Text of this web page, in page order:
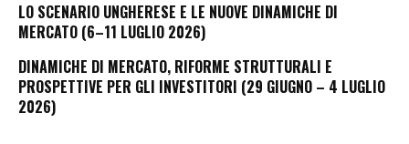
LO SCENARIO UNGHERESE E LE NUOVE DINAMICHE DI
MERCATO (6–11 LUGLIO 2026)
DINAMICHE DI MERCATO, RIFORME STRUTTURALI E
PROSPETTIVE PER GLI INVESTITORI (29 GIUGNO – 4 LUGLIO
2026)